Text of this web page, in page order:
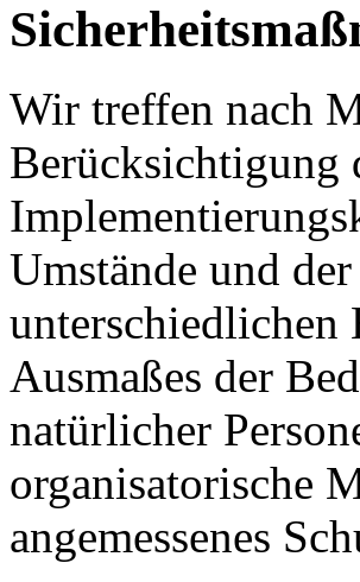
Wir treffen nach
Berücksichtigung
Umstände und
unterschiedlichen
Ausmaßes der
natürlicher
organisatorische
angemessenes